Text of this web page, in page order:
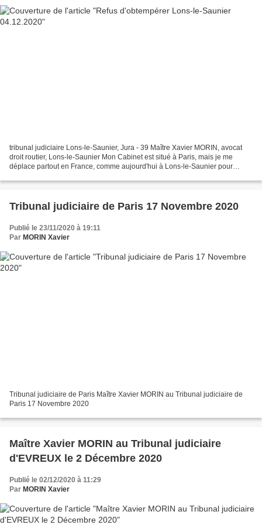
tribunal judiciaire Lons-le-Saunier, Jura - 39 Maître Xavier MORIN, avocat
droit routier, Lons-le-Saunier Mon Cabinet est situé à Paris, mais je me
déplace partout en France, comme aujourd'hui à Lons-le-Saunier pour
Tribunal judiciaire de Paris 17 Novembre 2020
Publié le 23/11/2020 à 19:11
Par MORIN Xavier
Tribunal judiciaire de Paris Maître Xavier MORIN au Tribunal judiciaire de
Paris 17 Novembre 2020
Maître Xavier MORIN au Tribunal judiciaire
d'EVREUX le 2 Décembre 2020
Publié le 02/12/2020 à 11:29
Par MORIN Xavier